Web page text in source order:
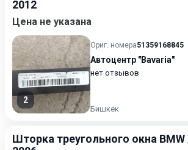
2012
Цена не указана
2
Ориг. номера51359168845
Автоцентр "Bavaria"
нет отзывов
Бишкек
Шторка треугольного окна BMW